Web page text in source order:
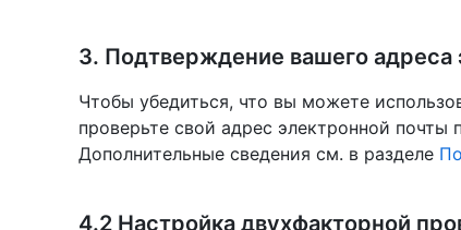
3. Подтверждение вашего адреса
Чтобы убедиться, что вы можете
проверьте свой адрес электронной почты
Дополнительные сведения см. в разделе
4.2 Настройка двухфакторной